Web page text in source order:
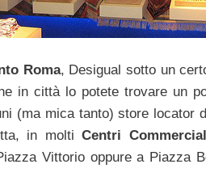
Roma, Desigual sotto un
in città lo potete trovare un
(ma mica tanto) store locator
in moltiCentri
Vittorio oppure a Piazza